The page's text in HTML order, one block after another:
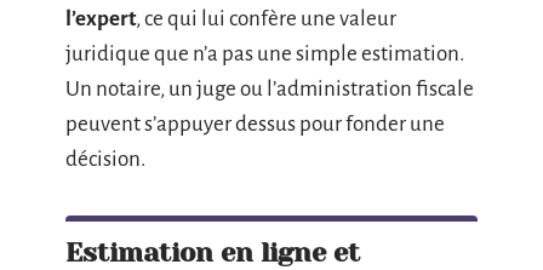
l’expert, ce qui lui confère une valeur
juridique que n’a pas une simple estimation.
Un notaire, un juge ou l’administration fiscale
peuvent s’appuyer dessus pour fonder une
décision.
Estimation en ligne et